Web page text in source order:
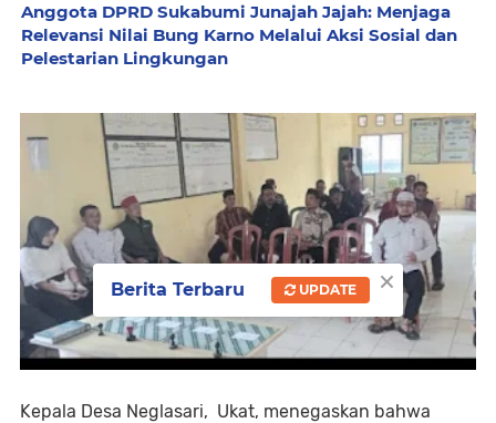
Anggota DPRD Sukabumi Junajah Jajah: Menjaga
Relevansi Nilai Bung Karno Melalui Aksi Sosial dan
Pelestarian Lingkungan
Kepala Desa Neglasari, Ukat, menegaskan bahwa
×
Berita Terbaru UPDATE